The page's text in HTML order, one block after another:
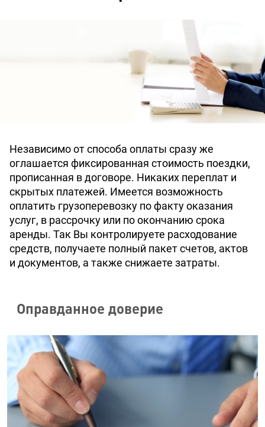
Независимо от способа оплаты сразу же
оглашается фиксированная стоимость поездки,
прописанная в договоре. Никаких переплат и
скрытых платежей. Имеется возможность
оплатить грузоперевозку по факту оказания
услуг, в рассрочку или по окончанию срока
аренды. Так Вы контролируете расходование
средств, получаете полный пакет счетов, актов
и документов, а также снижаете затраты.
Оправданное доверие